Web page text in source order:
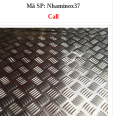
Mã SP: Nhaminox37
Call